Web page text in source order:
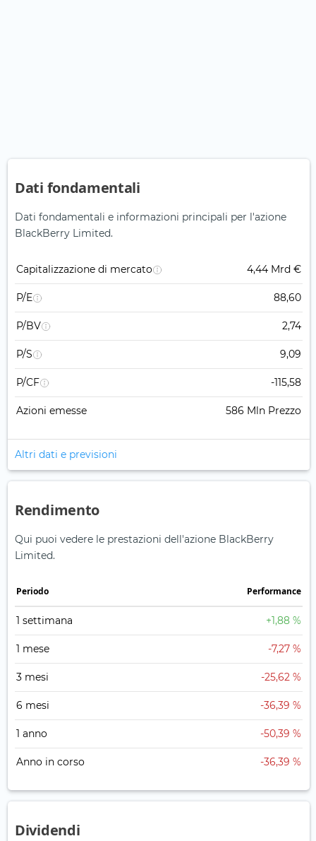
Dati fondamentali
Dati fondamentali e informazioni principali per l'azione
BlackBerry Limited.
Capitalizzazione di mercato 4,44 Mrd €
P/E 88,60
P/BV 2,74
P/S 9,09
P/CF -115,58
Azioni emesse 586 Mln Prezzo
Altri dati e previsioni
Rendimento
Qui puoi vedere le prestazioni dell'azione BlackBerry
Limited.
Periodo Performance
1 settimana +1,88 %
1 mese -7,27 %
3 mesi -25,62 %
6 mesi -36,39 %
1 anno -50,39 %
Anno in corso -36,39 %
Dividendi